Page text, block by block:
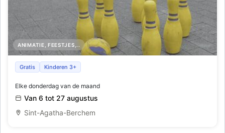
ANIMATIE, FEESTJES,..
Je Joue - Ik Speel
Gratis Kinderen 3+
Elke donderdag van de maand
Van 6 tot 27 augustus
Sint-Agatha-Berchem